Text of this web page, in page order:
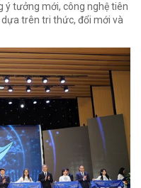
ý tưởng mới, công nghệ tiên
trên tri thức, đổi mới và